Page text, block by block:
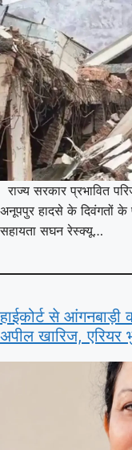
राज्य सरकार प्रभावित
अनूपपुर हादसे के दिवंगतों के
सहायता सघन रेस्क्यू…
हाईकोर्ट से आंगनबाड़ी
अपील खारिज,